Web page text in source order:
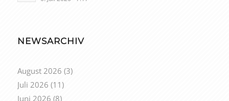
NEWSARCHIV
August 2026 (3)
Juli 2026 (11)
Juni 2026 (8)